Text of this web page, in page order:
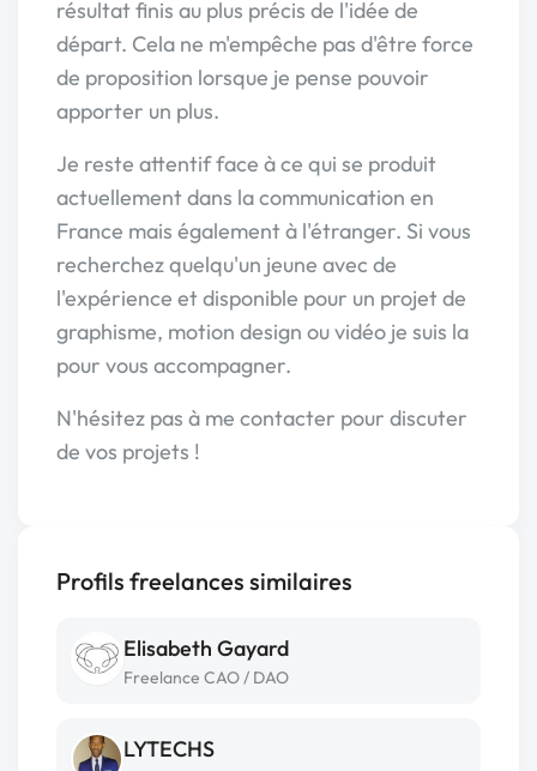
résultat finis au plus précis de l'idée de
départ. Cela ne m'empêche pas d'être force
de proposition lorsque je pense pouvoir
apporter un plus.
Je reste attentif face à ce qui se produit
actuellement dans la communication en
France mais également à l'étranger. Si vous
recherchez quelqu'un jeune avec de
l'expérience et disponible pour un projet de
graphisme, motion design ou vidéo je suis la
pour vous accompagner.
N'hésitez pas à me contacter pour discuter
de vos projets !
Profils freelances similaires
Elisabeth Gayard
Freelance CAO / DAO
LYTECHS